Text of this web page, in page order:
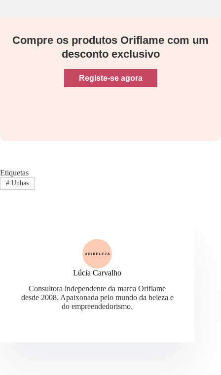
Compre os produtos Oriflame com um
desconto exclusivo
Registe-se agora
Etiquetas
#Unhas
Lúcia Carvalho
Consultora independente da marca Oriflame
desde 2008. Apaixonada pelo mundo da beleza e
do empreendedorismo.